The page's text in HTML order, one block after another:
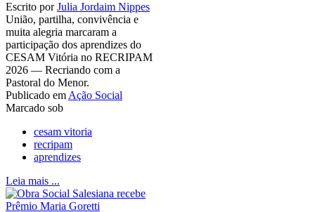
Escrito porJulia Jordaim Nippes
União, partilha, convivência e
muita alegria marcaram a
participação dos aprendizes do
CESAM Vitória no RECRIPAM
2026 — Recriando com a
Pastoral do Menor.
Publicado em Ação Social
Marcado sob
cesam vitoria
recripam
aprendizes
Leia mais ...